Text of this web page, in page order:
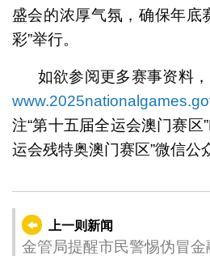
盛会的浓厚气氛，确保年底
彩”举行。
如欲参阅更多赛事资料
注“第十五届全运会澳门赛区
运会残特奥澳门赛区”微信公
上一则新闻
金管局提醒市民警惕伪冒